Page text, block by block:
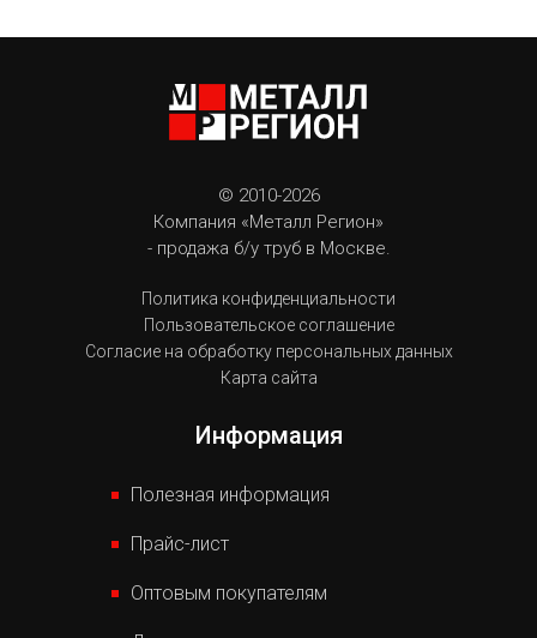
© 2010-2026
Компания «Металл Регион»
- продажа б/у труб в Москве.
Политика конфиденциальности
Пользовательское соглашение
Согласие на обработку персональных данных
Карта сайта
Информация
Полезная информация
Прайс-лист
Оптовым покупателям